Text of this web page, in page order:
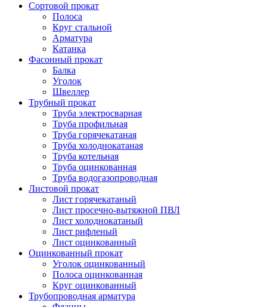
Сортовой прокат
Полоса
Круг стальной
Арматура
Катанка
Фасонный прокат
Балка
Уголок
Швеллер
Трубный прокат
Труба электросварная
Труба профильная
Труба горячекатаная
Труба холоднокатаная
Труба котельная
Труба оцинкованная
Труба водогазопроводная
Листовой прокат
Лист горячекатаный
Лист просечно-вытяжной ПВЛ
Лист холоднокатаный
Лист рифленый
Лист оцинкованный
Оцинкованный прокат
Уголок оцинкованный
Полоса оцинкованная
Круг оцинкованный
Трубопроводная арматура